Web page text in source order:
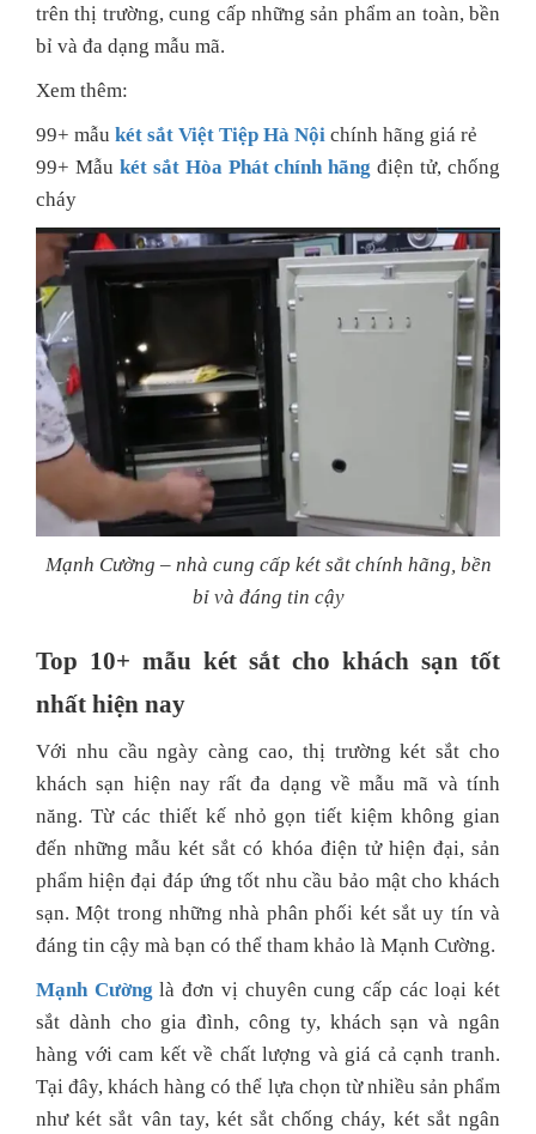
trên thị trường, cung cấp những sản phẩm an toàn, bền
bỉ và đa dạng mẫu mã.
Xem thêm:
99+ mẫu két sắt Việt Tiệp Hà Nội chính hãng giá rẻ
99+ Mẫu két sắt Hòa Phát chính hãng điện tử, chống
cháy
Mạnh Cường – nhà cung cấp két sắt chính hãng, bền
bỉ và đáng tin cậy
Top 10+ mẫu két sắt cho khách sạn tốt
nhất hiện nay
Với nhu cầu ngày càng cao, thị trường két sắt cho
khách sạn hiện nay rất đa dạng về mẫu mã và tính
năng. Từ các thiết kế nhỏ gọn tiết kiệm không gian
đến những mẫu két sắt có khóa điện tử hiện đại, sản
phẩm hiện đại đáp ứng tốt nhu cầu bảo mật cho khách
sạn. Một trong những nhà phân phối két sắt uy tín và
đáng tin cậy mà bạn có thể tham khảo là Mạnh Cường.
Mạnh Cường là đơn vị chuyên cung cấp các loại két
sắt dành cho gia đình, công ty, khách sạn và ngân
hàng với cam kết về chất lượng và giá cả cạnh tranh.
Tại đây, khách hàng có thể lựa chọn từ nhiều sản phẩm
như két sắt vân tay, két sắt chống cháy, két sắt ngân